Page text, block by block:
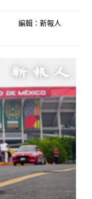
編輯：新報人